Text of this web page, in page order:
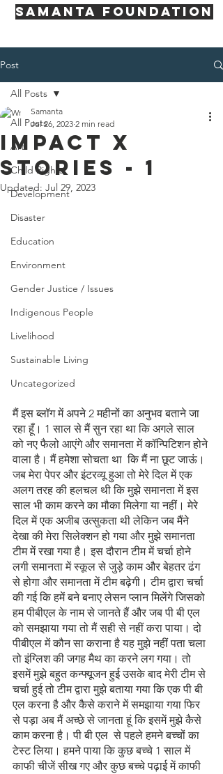
SAMANTA FOUNDATION
Post
All Posts
Art
Child Rights
Development
Disaster
Education
Environment
Gender Justice / Issues
Indigenous People
Livelihood
Sustainable Living
Uncategorized
All Posts
IMPACT x
STORIES - 1
Samanta
Jul 26, 2023 2 min read
Updated: Jul 29, 2023
मैं इस ब्लॉग में अपने 2 महीनों का अनुभव बताने जा
रहा हूँ। 1 साल से मैं सुन रहा था कि अगले साल
को नए फैलो आएंगे और समानता में कॉन्पिटिशन होने
वाला है। मैं हमेशा सोचता था  कि मैं ना छूट जाऊं।
जब मेरा पेपर और इंटरव्यू हुआ तो मेरे दिल में एक
अलग तरह की हलचल थी कि मुझे समानता में इस
साल भी काम करने का मौका मिलेगा या नहीं। मेरे
दिल में एक अजीब उत्सुकता थी लेकिन जब मैंने
देखा की मेरा सिलेक्शन हो गया और मुझे समानता
टीम में रखा गया है। इस दौरान टीम में चर्चा होने
लगी समानता में स्कूल से जुड़े काम और बेहतर ढंग
से होगा और समानता में टीम बढ़ेगी। टीम द्वारा चर्चा
की गई कि हमें बने बनाए लेसन प्लान मिलेंगे जिसको
हम पीबीएल के नाम से जानते हैं और जब पी बी एल
को समझाया गया तो मैं सही से नहीं करा पाया। दो
पीबीएल में कौन सा कराना है यह मुझे नहीं पता चला
तो इंग्लिश की जगह मैथ का करने लग गया। तो
इसमें मुझे बहुत कन्फ्यूजन हुई उसके बाद मेरी टीम से
चर्चा हुई तो टीम द्वारा मुझे बताया गया कि एक पी बी
एल करना है और कैसे कराने में समझाया गया फिर
से पड़ा अब मैं अच्छे से जानता हूं कि इसमें मुझे कैसे
काम करना है। पी बी एल  से पहले हमने बच्चों का
टेस्ट लिया। हमने पाया कि कुछ बच्चे 1 साल में
काफी चीजें सीख गए और कुछ बच्चे पढ़ाई में काफी